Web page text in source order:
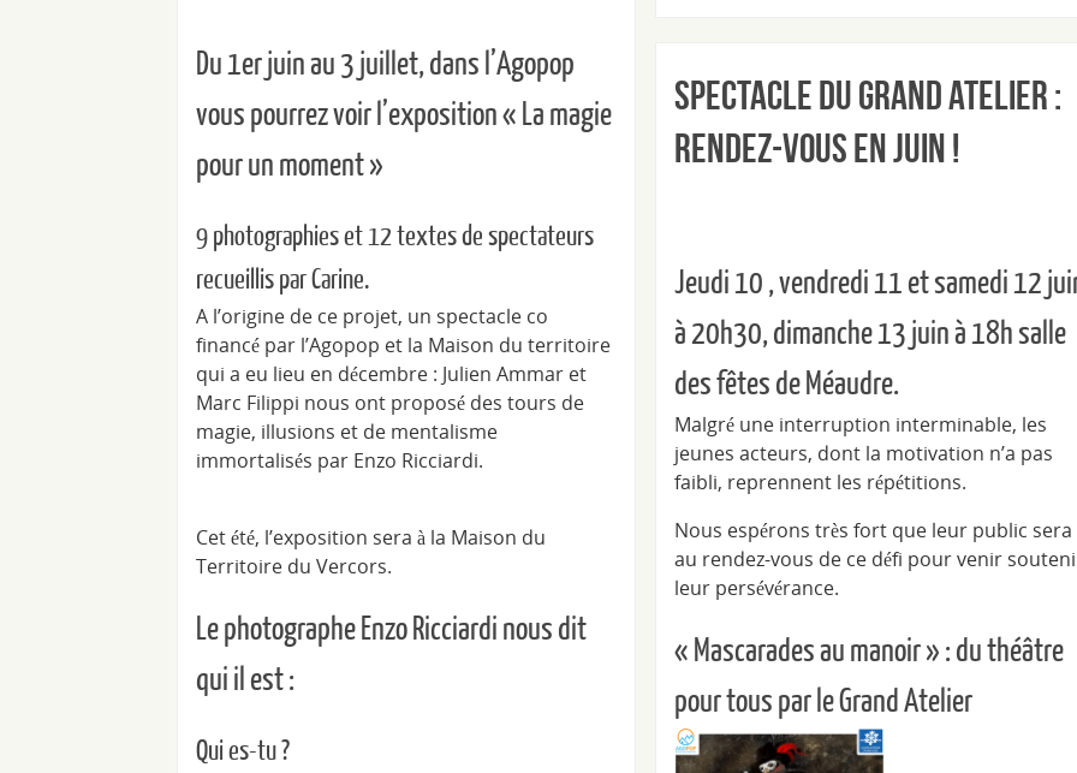
Du 1er juin au 3 juillet, dans l’Agopop
vous pourrez voir l’exposition « La magie
pour un moment »
9 photographies et 12 textes de spectateurs
recueillis par Carine.
A l’origine de ce projet, un spectacle co
financé par l’Agopop et la Maison du territoire
qui a eu lieu en décembre : Julien Ammar et
Marc Filippi nous ont proposé des tours de
magie, illusions et de mentalisme
immortalisés par Enzo Ricciardi.
Cet été, l’exposition sera à la Maison du
Territoire du Vercors.
Le photographe Enzo Ricciardi nous dit
qui il est :
Qui es-tu ?
Spectacle du Grand Atelier :
rendez-vous en juin !
Jeudi 10 , vendredi 11 et samedi 12
à 20h30, dimanche 13 juin à 18h salle
des fêtes de Méaudre.
Malgré une interruption interminable, les
jeunes acteurs, dont la motivation n’a pas
faibli, reprennent les répétitions.
Nous espérons très fort que leur public sera
au rendez-vous de ce défi pour venir
leur persévérance.
« Mascarades au manoir » : du théâtre
pour tous par le Grand Atelier